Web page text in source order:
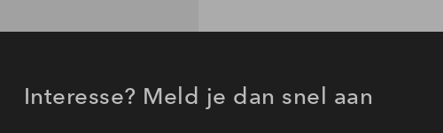
Interesse? Meld je dan snel aan